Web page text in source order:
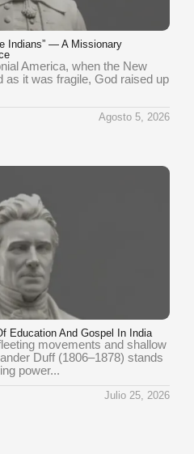
Indians” — A Missionary
America, when the New
as it was fragile, God raised up
Agosto 5, 2026
Education And Gospel In India
movements and shallow
Duff (1806–1878) stands
power...
Julio 25, 2026